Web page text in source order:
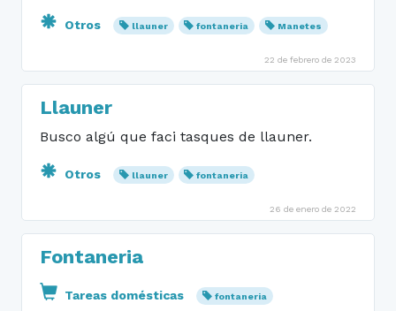
Otros llauner fontaneria Manetes
22 de febrero de 2023
Llauner
Busco algú que faci tasques de llauner.
Otros llauner fontaneria
26 de enero de 2022
Fontaneria
Tareas domésticas fontaneria